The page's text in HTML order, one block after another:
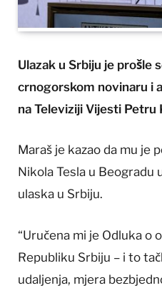
Ulazak u Srbiju je prošle
crnogorskom novinaru i
na Televiziji Vijesti Petru
Maraš je kazao da mu je
Nikola Tesla u Beogradu
ulaska u Srbiju.
“Uručena mi je Odluka o
Republiku Srbiju – i to
udaljenja, mjera